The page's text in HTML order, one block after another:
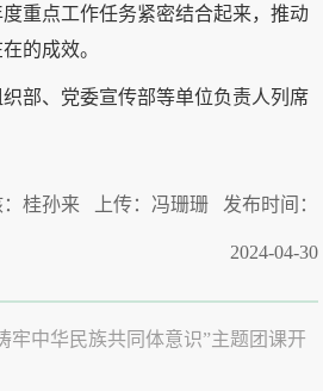
重点工作任务紧密结合起来，推动
的成效。
部、党委宣传部等单位负责人列席
桂孙来 上传：冯珊珊 发布时间：
2024-04-30
中华民族共同体意识”主题团课开